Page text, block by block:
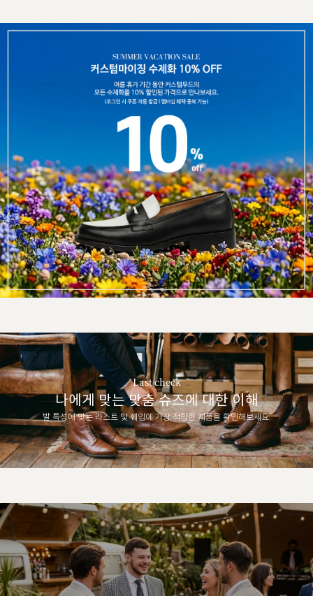
Last check
나에게 맞는 맞춤 슈즈에 대한 이해
발 특성에 맞는 라스트 및 쉐입에 가장 적합한 제품을 확인해보세요.